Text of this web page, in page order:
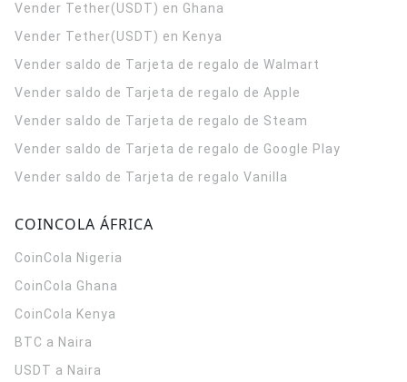
Vender Tether(USDT) en Ghana
Vender Tether(USDT) en Kenya
Vender saldo de Tarjeta de regalo de Walmart
Vender saldo de Tarjeta de regalo de Apple
Vender saldo de Tarjeta de regalo de Steam
Vender saldo de Tarjeta de regalo de Google Play
Vender saldo de Tarjeta de regalo Vanilla
COINCOLA ÁFRICA
CoinCola Nigeria
CoinCola Ghana
CoinCola Kenya
BTC a Naira
USDT a Naira